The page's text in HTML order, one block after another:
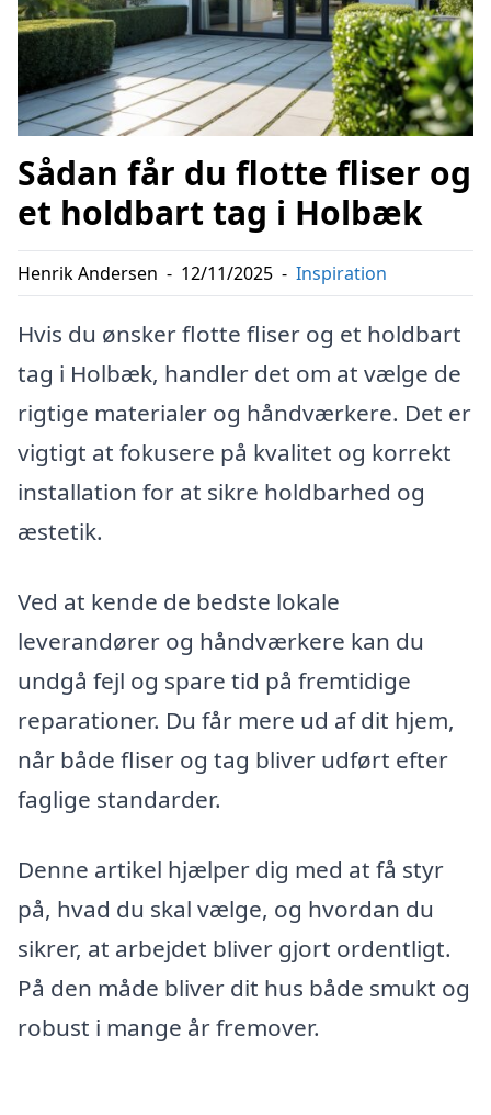
Sådan får du flotte fliser og
et holdbart tag i Holbæk
Henrik Andersen - 12/11/2025 - Inspiration
Hvis du ønsker flotte fliser og et holdbart
tag i Holbæk, handler det om at vælge de
rigtige materialer og håndværkere. Det er
vigtigt at fokusere på kvalitet og korrekt
installation for at sikre holdbarhed og
æstetik.
Ved at kende de bedste lokale
leverandører og håndværkere kan du
undgå fejl og spare tid på fremtidige
reparationer. Du får mere ud af dit hjem,
når både fliser og tag bliver udført efter
faglige standarder.
Denne artikel hjælper dig med at få styr
på, hvad du skal vælge, og hvordan du
sikrer, at arbejdet bliver gjort ordentligt.
På den måde bliver dit hus både smukt og
robust i mange år fremover.